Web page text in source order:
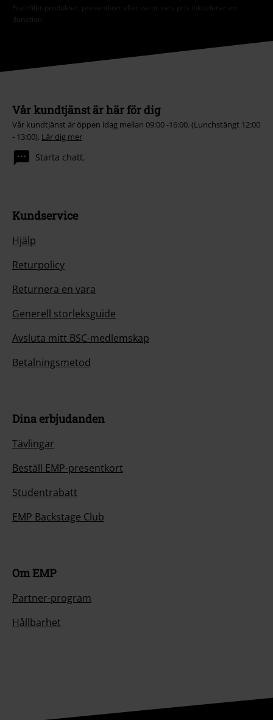
Fischfilet-produkter, presentkort eller varor vars pris inkluderar en
donation.
Vår kundtjänst är här för dig
Vår kundtjänst är öppen idag mellan 09:00 -16:00. (Lunchstängt 12:00
- 13:00). Lär dig mer
Starta chatt.
Kundservice
Hjälp
Returpolicy
Returnera en vara
Generell storleksguide
Avsluta mitt BSC-medlemskap
Betalningsmetod
Dina erbjudanden
Tävlingar
Beställ EMP-presentkort
Studentrabatt
EMP Backstage Club
Om EMP
Partner-program
Hållbarhet